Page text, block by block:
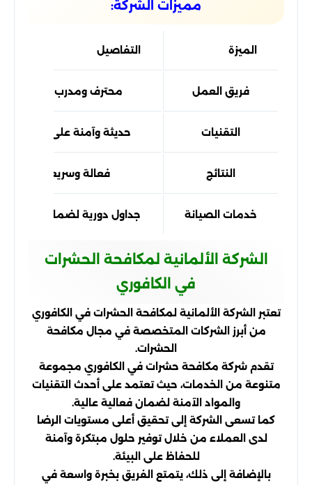
مميزات الشركة:
الميزة التفاصيل
فريق العمل محترف ومدرب جيدًا
التقنيات حديثة وآمنة على البيئة
النتائج فعالة وسريعة
خدمات الصيانة جداول دورية لضمان النتائج
الشركة الألمانية لمكافحة الحشرات
في الكافوري
تعتبر الشركة الألمانية لمكافحة الحشرات في الكافوري
من أبرز الشركات المتخصصة في مجال مكافحة
الحشرات.
تقدم شركة مكافحة حشرات في الكافوري مجموعة
متنوعة من الخدمات، حيث تعتمد على أحدث التقنيات
والمواد الآمنة لضمان فعالية عالية.
كما تسعى الشركة إلى تحقيق أعلى مستويات الرضا
لدى العملاء من خلال توفير حلول مبتكرة وآمنة
للحفاظ على البيئة.
بالإضافة إلى ذلك، يتمتع الفريق بخبرة واسعة في